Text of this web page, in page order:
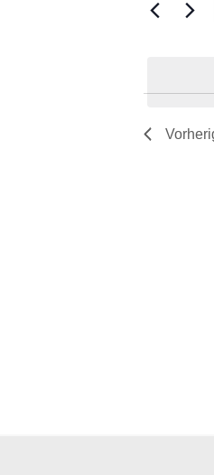
2024
nach